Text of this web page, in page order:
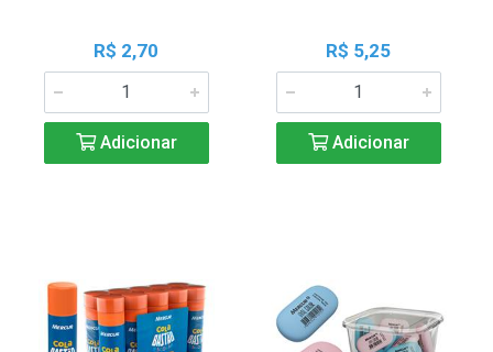
R$ 2,70
Adicionar
R$ 5,25
Adicionar